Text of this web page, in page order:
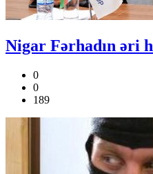
Nigar Fərhadın əri
0
0
189